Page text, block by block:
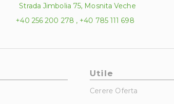
Strada Jimbolia 75, Mosnita Veche
+40 256 200 278 , +40 785 111 698
Utile
Cerere Oferta